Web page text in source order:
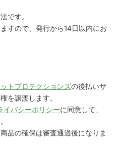
です。
すので、発行から14日以内にお
トプロテクションズの後払いサ
を譲渡します。
イバシーポリシーに同意して、
品の確保は審査通過後になりま